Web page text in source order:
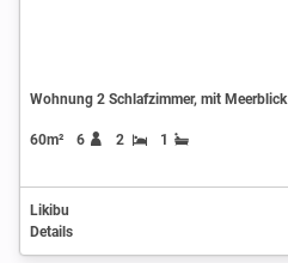
Wohnung 2 Schlafzimmer, mit Meerblick
60m² 6 2 1
Likibu
Details